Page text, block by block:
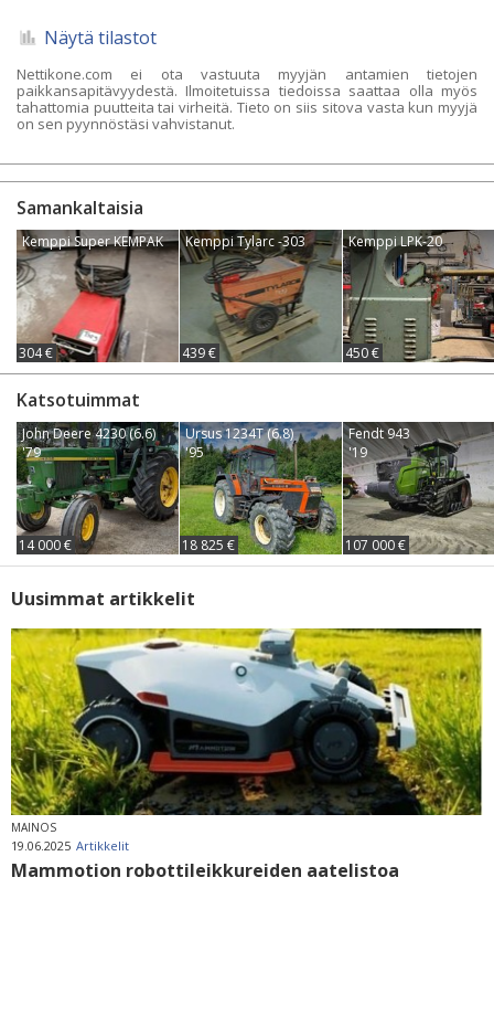
Näytä tilastot
Nettikone.com ei ota vastuuta myyjän antamien tietojen
paikkansapitävyydestä. Ilmoitetuissa tiedoissa saattaa olla myös
tahattomia puutteita tai virheitä. Tieto on siis sitova vasta kun myyjä
on sen pyynnöstäsi vahvistanut.
Samankaltaisia
Kemppi Super KEMPAK
304 €
Kemppi Tylarc -303
439 €
Kemppi LPK-20
450 €
Katsotuimmat
John Deere 4230 (6.6)
'79
14 000 €
Ursus 1234T (6.8)
'95
18 825 €
Fendt 943
'19
107 000 €
Uusimmat artikkelit
MAINOS
19.06.2025 Artikkelit
Mammotion robottileikkureiden aatelistoa